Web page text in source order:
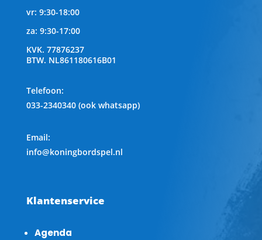
vr: 9:30-18:00
za: 9:30-17:00
KVK. 77876237
BTW. NL861180616B01
Telefoon:
033-2340340 (ook whatsapp)
Email:
info@koningbordspel.nl
Klantenservice
Agenda